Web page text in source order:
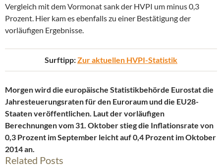
Vergleich mit dem Vormonat sank der HVPI um minus 0,3
Prozent. Hier kam es ebenfalls zu einer Bestätigung der
vorläufigen Ergebnisse.
Surftipp:Zur aktuellen HVPI-Statistik
Morgen wird die europäische Statistikbehörde Eurostat die
Jahresteuerungsraten für den Euroraum und die EU28-
Staaten veröffentlichen. Laut der vorläufigen
Berechnungen vom 31. Oktober stieg die Inflationsrate von
0,3 Prozent im September leicht auf 0,4 Prozent im Oktober
2014 an.
Related Posts